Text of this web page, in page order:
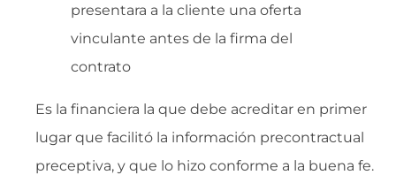
presentara a la cliente una oferta
vinculante antes de la firma del
contrato
Es la financiera la que debe acreditar en primer
lugar que facilitó la información precontractual
preceptiva, y que lo hizo conforme a la buena fe.